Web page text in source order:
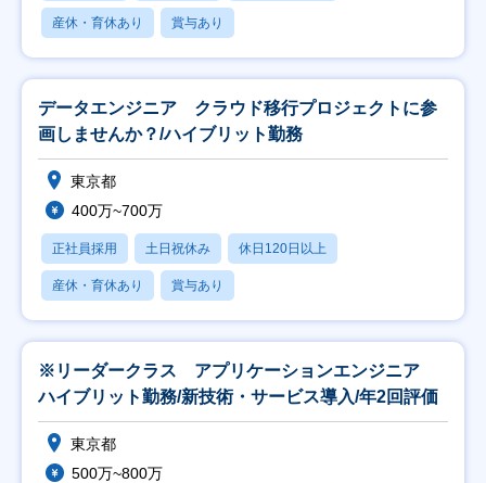
産休・育休あり 賞与あり
データエンジニア クラウド移行プロジェクトに参
画しませんか？/ハイブリット勤務
東京都
400万~700万
正社員採用 土日祝休み 休日120日以上
産休・育休あり 賞与あり
※リーダークラス アプリケーションエンジニア
ハイブリット勤務/新技術・サービス導入/年2回評価
東京都
500万~800万